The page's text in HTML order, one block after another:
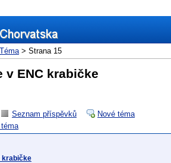
Téma> Strana 15
ENC krabičke
Seznam příspěvků
Nové téma
krabičke